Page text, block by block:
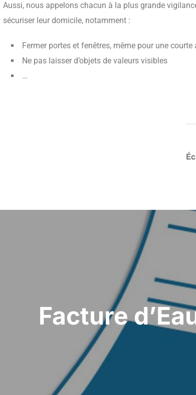
Aussi, nous appelons chacun à la plus grande
sécuriser leur domicile, notamment :
Fermer portes et fenêtres, même pour une courte
Ne pas laisser d’objets de valeurs visibles
…
Facture